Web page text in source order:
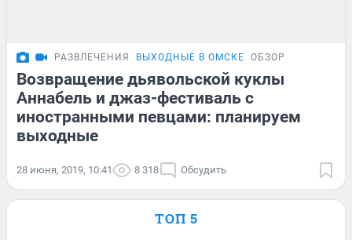
РАЗВЛЕЧЕНИЯ ВЫХОДНЫЕ В ОМСКЕ ОБЗОР
Возвращение дьявольской куклы
Аннабель и джаз-фестиваль с
иностранными певцами: планируем
выходные
28 июня, 2019, 10:41 8 318 Обсудить
ТОП 5